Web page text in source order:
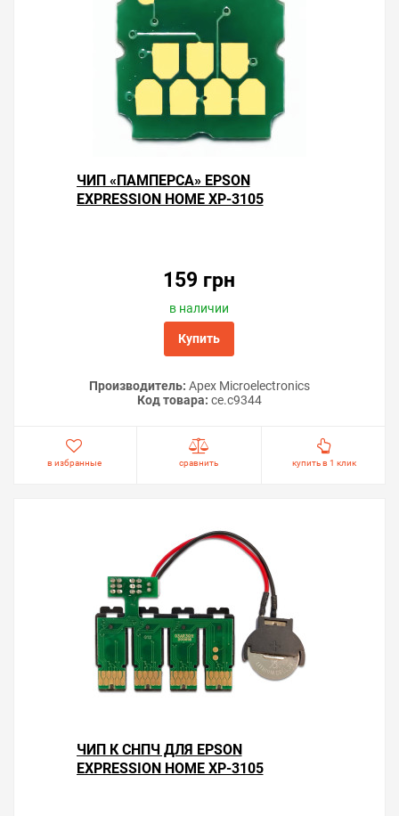
ЧИП «ПАМПЕРСА» EPSON
EXPRESSION HOME XP-3105
159 грн
в наличии
Купить
Производитель: Apex Microelectronics
Код товара: ce.c9344
в избранные сравнить купить в 1 клик
ЧИП К СНПЧ ДЛЯ EPSON
EXPRESSION HOME XP-3105